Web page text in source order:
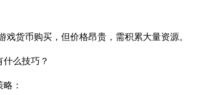
货币购买，但价格昂贵，需积累大量资源。
什么技巧？
：